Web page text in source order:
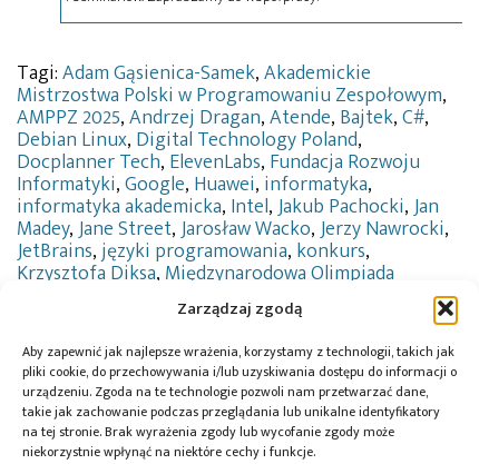
Zarządzaj zgodą
Aby zapewnić jak najlepsze wrażenia, korzystamy z technologii, takich jak
pliki cookie, do przechowywania i/lub uzyskiwania dostępu do informacji o
urządzeniu. Zgoda na te technologie pozwoli nam przetwarzać dane,
takie jak zachowanie podczas przeglądania lub unikalne identyfikatory
na tej stronie. Brak wyrażenia zgody lub wycofanie zgody może
niekorzystnie wpłynąć na niektóre cechy i funkcje.
Tagi:Adam Gąsienica-Samek,Akademickie
Mistrzostwa Polski w Programowaniu Zespołowym,
AMPPZ 2025,Andrzej Dragan,Atende, Bajtek,C#,
Debian Linux, Digital Technology Poland,
Docplanner Tech, ElevenLabs, Fundacja Rozwoju
Informatyki,Google, Huawei, informatyka,
informatyka akademicka, Intel,Jakub Pachocki,Jan
Madey,Jane Street,Jarosław Wacko,Jerzy Nawrocki,
JetBrains,języki programowania, konkurs,
Krzysztofa Diksa, Międzynarodowa Olimpiada
neptune.ai OpenAI
Politechnika Poznańska
prgramowanie,python,Radek Brzózka,SpaceX,
Tomasz Czajka,Uniwersytet Jagielloński,Uniwersytet
Warszawski,Uniwersytet Wrocławski,Wydział
Matematyki Informatyki i Mechaniki,Wydział
Zarządzania